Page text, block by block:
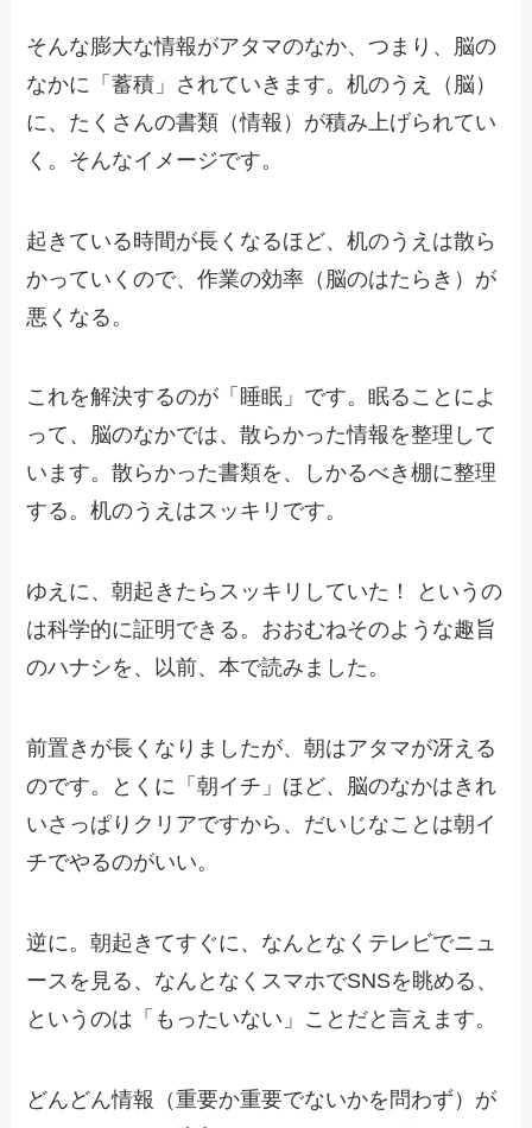
そんな膨大な情報がアタマのなか、つまり、脳の
なかに「蓄積」されていきます。机のうえ（脳）
に、たくさんの書類（情報）が積み上げられてい
く。そんなイメージです。
起きている時間が長くなるほど、机のうえは散ら
かっていくので、作業の効率（脳のはたらき）が
悪くなる。
これを解決するのが「睡眠」です。眠ることによ
って、脳のなかでは、散らかった情報を整理して
います。散らかった書類を、しかるべき棚に整理
する。机のうえはスッキリです。
ゆえに、朝起きたらスッキリしていた！ というの
は科学的に証明できる。おおむねそのような趣旨
のハナシを、以前、本で読みました。
前置きが長くなりましたが、朝はアタマが冴える
のです。とくに「朝イチ」ほど、脳のなかはきれ
いさっぱりクリアですから、だいじなことは朝イ
チでやるのがいい。
逆に。朝起きてすぐに、なんとなくテレビでニュ
ースを見る、なんとなくスマホでSNSを眺める、
というのは「もったいない」ことだと言えます。
どんどん情報（重要か重要でないかを問わず）が